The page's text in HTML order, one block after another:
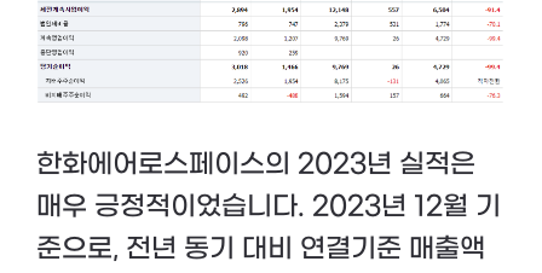
한화에어로스페이스의 2023년 실적은
매우 긍정적이었습니다. 2023년 12월 기
준으로, 전년 동기 대비 연결기준 매출액